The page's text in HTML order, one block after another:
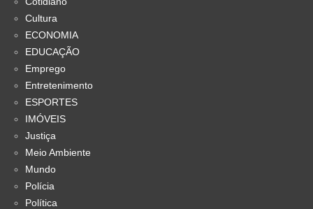
Cultura
ECONOMIA
EDUCAÇÃO
Emprego
Entretenimento
ESPORTES
IMÓVEIS
Justiça
Meio Ambiente
Mundo
Polícia
Política